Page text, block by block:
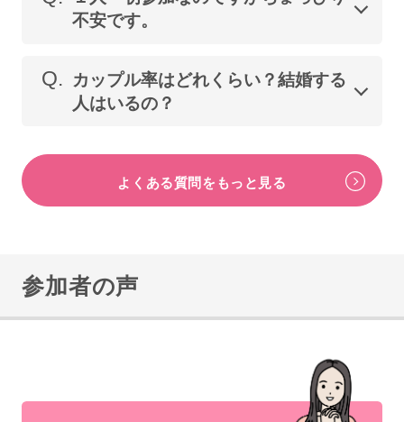
不安です。
Q.
カップル率はどれくらい？結婚する
人はいるの？
よくある質問をもっと見る
参加者の声